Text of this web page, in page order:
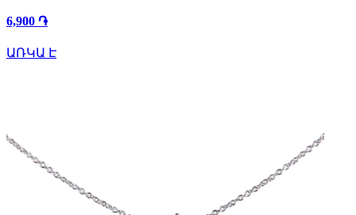
6,900 ֏
ԱՌԿԱ Է